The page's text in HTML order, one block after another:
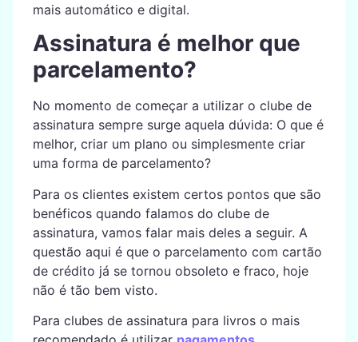
mais automático e digital.
Assinatura é melhor que
parcelamento?
No momento de começar a utilizar o clube de
assinatura sempre surge aquela dúvida: O que é
melhor, criar um plano ou simplesmente criar
uma forma de parcelamento?
Para os clientes existem certos pontos que são
benéficos quando falamos do clube de
assinatura, vamos falar mais deles a seguir. A
questão aqui é que o parcelamento com cartão
de crédito já se tornou obsoleto e fraco, hoje
não é tão bem visto.
Para clubes de assinatura para livros o mais